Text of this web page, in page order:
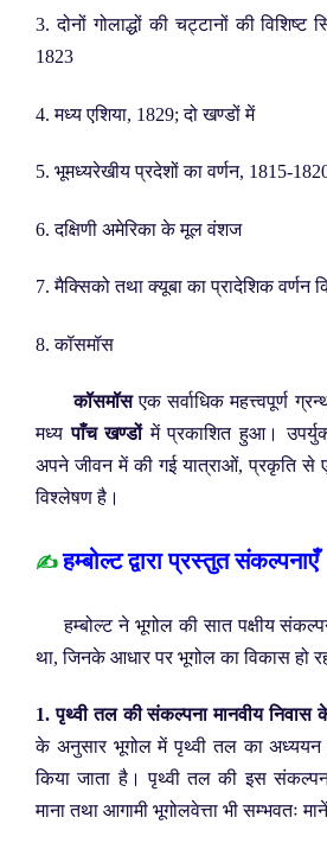
3. दोनों गोलाद्धों की चट्टानों की विशिष्ट
1823
4. मध्य एशिया, 1829; दो खण्डों में
5. भूमध्यरेखीय प्रदेशों का वर्णन, 1815-
6. दक्षिणी अमेरिका के मूल वंशज
7. मैक्सिको तथा क्यूबा का प्रादेशिक वर्णन
8. कॉसमॉस
कॉसमॉसएक सर्वाधिक महत्त्वपूर्ण
मध्यपाँच खण्डोंमें प्रकाशित हुआ। उपर्युक्त
अपने जीवन में की गई यात्राओं, प्रकृति से
विश्लेषण है।
✍️हम्बोल्ट द्वारा प्रस्तुत संकल्पनाएँ
हम्बोल्ट ने भूगोल की सात पक्षीय
था, जिनके आधार पर भूगोल का विकास हो
1. पृथ्वी तल की संकल्पना मानवीय
के अनुसार भूगोल में पृथ्वी तल का अध्ययन
किया जाता है। पृथ्वी तल की इस
माना तथा आगामी भूगोलवेत्ता भी सम्भवतः